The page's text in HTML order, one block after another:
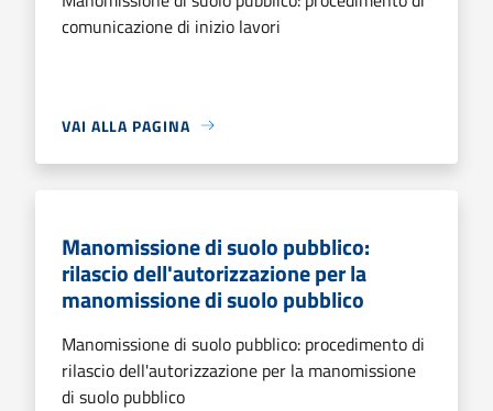
comunicazione di inizio lavori
VAI ALLA PAGINA
Manomissione di suolo pubblico:
rilascio dell'autorizzazione per la
manomissione di suolo pubblico
Manomissione di suolo pubblico: procedimento di
rilascio dell'autorizzazione per la manomissione
di suolo pubblico